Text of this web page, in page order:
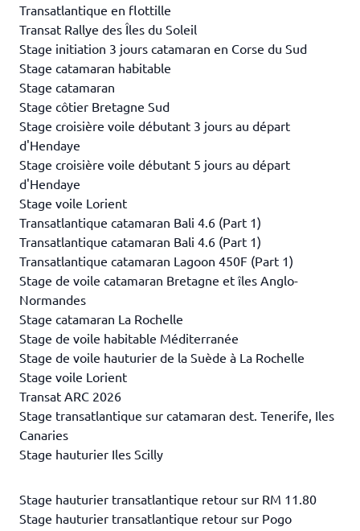
Transatlantique en flottille
Transat Rallye des Îles du Soleil
Stage initiation 3 jours catamaran en Corse du Sud
Stage catamaran habitable
Stage catamaran
Stage côtier Bretagne Sud
Stage croisière voile débutant 3 jours au départ
d'Hendaye
Stage croisière voile débutant 5 jours au départ
d'Hendaye
Stage voile Lorient
Transatlantique catamaran Bali 4.6 (Part 1)
Transatlantique catamaran Bali 4.6 (Part 1)
Transatlantique catamaran Lagoon 450F (Part 1)
Stage de voile catamaran Bretagne et îles Anglo-
Normandes
Stage catamaran La Rochelle
Stage de voile habitable Méditerranée
Stage de voile hauturier de la Suède à La Rochelle
Stage voile Lorient
Transat ARC 2026
Stage transatlantique sur catamaran dest. Tenerife, Iles
Canaries
Stage hauturier Iles Scilly
Stage hauturier transatlantique retour sur RM 11.80
Stage hauturier transatlantique retour sur Pogo